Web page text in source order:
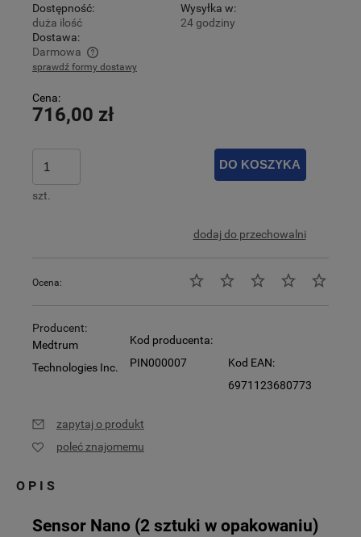
Dostępność:
duża ilość
Wysyłka w:
24 godziny
Dostawa:
Darmowa
Cena nie zawiera ewentualnych kosztów płatności
sprawdź formy dostawy
Cena:
716,00 zł
szt.
DO KOSZYKA
dodaj do przechowalni
Ocena:
Producent:
Medtrum
Technologies Inc.
Kod producenta:
PIN000007
Kod EAN:
6971123680773
zapytaj o produkt
poleć znajomemu
OPIS
Sensor Nano (2 sztuki w opakowaniu)